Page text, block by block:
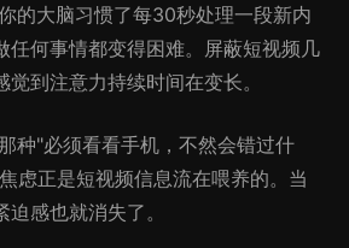
的大脑习惯了每30秒处理一段新内
任何事情都变得困难。屏蔽短视频几
到注意力持续时间在变长。
那种"必须看看手机，不然会错过什
正是短视频信息流在喂养的。当
感也就消失了。